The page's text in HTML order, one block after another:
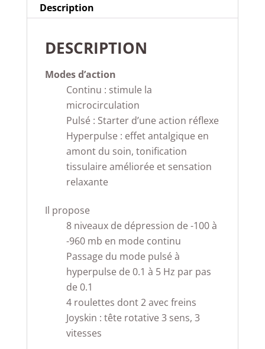
Description
DESCRIPTION
Modes d’action
Continu : stimule la
microcirculation
Pulsé : Starter d’une action réflexe
Hyperpulse : effet antalgique en
amont du soin, tonification
tissulaire améliorée et sensation
relaxante
Il propose
8 niveaux de dépression de -100 à
-960 mb en mode continu
Passage du mode pulsé à
hyperpulse de 0.1 à 5 Hz par pas
de 0.1
4 roulettes dont 2 avec freins
Joyskin : tête rotative 3 sens, 3
vitesses